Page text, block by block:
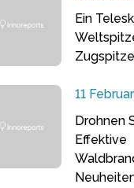
Ein
Zugspitze
11
Drohnen
Effektive